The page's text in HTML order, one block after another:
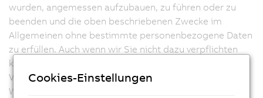
wurden, angemessen aufzubauen, zu führen oder zu
beenden und die oben beschriebenen Zwecke im
Allgemeinen ohne bestimmte personenbezogene Daten
zu erfüllen. Auch wenn wir Sie nicht dazu verpflichten
können, uns Ihre personenbezogenen Daten zur
Verfügung zu stellen, bedenken Sie bitte, dass Ihre
Weigerung Konsequenzen haben könnte, die sich
Cookies-Einstellungen